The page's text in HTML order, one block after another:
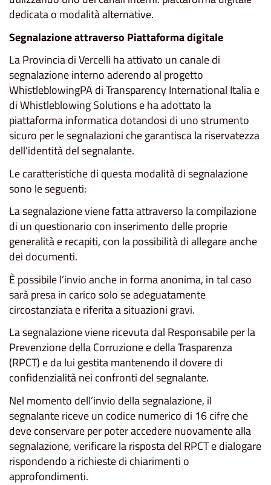
dedicata o modalità alternative.
Segnalazione attraverso Piattaforma digitale
La Provincia di Vercelli ha attivato un canale di
segnalazione interno aderendo al progetto
WhistleblowingPA di Transparency International Italia e
di Whistleblowing Solutions e ha adottato la
piattaforma informatica dotandosi di uno strumento
sicuro per le segnalazioni che garantisca la riservatezza
dell’identità del segnalante.
Le caratteristiche di questa modalità di segnalazione
sono le seguenti:
La segnalazione viene fatta attraverso la compilazione
di un questionario con inserimento delle proprie
generalità e recapiti, con la possibilità di allegare anche
dei documenti.
È possibile l’invio anche in forma anonima, in tal caso
sarà presa in carico solo se adeguatamente
circostanziata e riferita a situazioni gravi.
La segnalazione viene ricevuta dal Responsabile per la
Prevenzione della Corruzione e della Trasparenza
(RPCT) e da lui gestita mantenendo il dovere di
confidenzialità nei confronti del segnalante.
Nel momento dell’invio della segnalazione, il
segnalante riceve un codice numerico di 16 cifre che
deve conservare per poter accedere nuovamente alla
segnalazione, verificare la risposta del RPCT e dialogare
rispondendo a richieste di chiarimenti o
approfondimenti.